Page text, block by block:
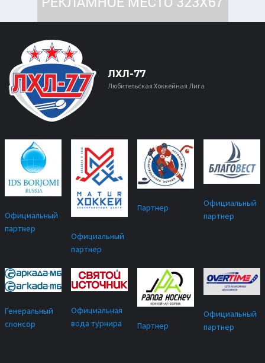
ЛХЛ-77
Любительская Хоккейная Лига
Официальный
партнер
Официальный
партнер
Партнер
Официальный
партнер
Генеральный
спонсор
Официальная
вода турнира
Партнер
Официальный
партнер